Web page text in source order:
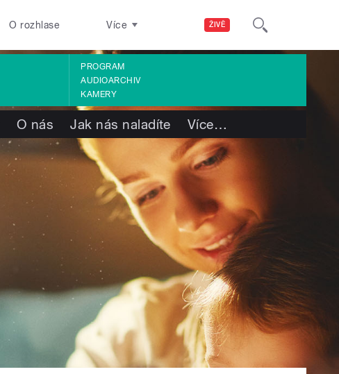
ŽIVĚ
O rozhlase Více
PROGRAM
AUDIOARCHIV
KAMERY
O nás Jak nás naladíte Více…